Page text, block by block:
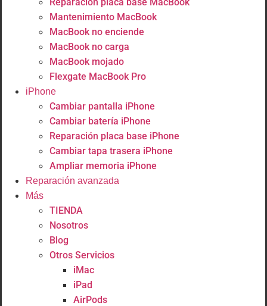
Mantenimiento MacBook
MacBook no enciende
MacBook no carga
MacBook mojado
Flexgate MacBook Pro
iPhone
Cambiar pantalla iPhone
Cambiar batería iPhone
Reparación placa base iPhone
Cambiar tapa trasera iPhone
Ampliar memoria iPhone
Reparación avanzada
Más
TIENDA
Nosotros
Blog
Otros Servicios
iMac
iPad
AirPods